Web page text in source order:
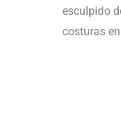
esculpido
costuras